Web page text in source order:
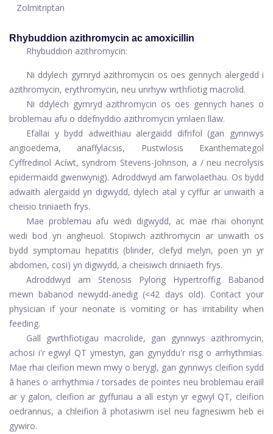
Zolmitriptan
Rhybuddion azithromycin ac amoxicillin
Rhybuddion azithromycin:
Ni ddylech gymryd azithromycin os oes gennych alergedd i
azithromycin, erythromycin, neu unrhyw wrthfiotig macrolid.
Ni ddylech gymryd azithromycin os oes gennych hanes o
broblemau afu o ddefnyddio azithromycin ymlaen llaw.
Efallai y bydd adweithiau alergaidd difrifol (gan gynnwys
angioedema, anaffylacsis, Pustwlosis Exanthemategol
Cyffredinol Acíwt, syndrom Stevens-Johnson, a / neu necrolysis
epidermaidd gwenwynig). Adroddwyd am farwolaethau. Os bydd
adwaith alergaidd yn digwydd, dylech atal y cyffur ar unwaith a
cheisio triniaeth frys.
Mae problemau afu wedi digwydd, ac mae rhai ohonynt
wedi bod yn angheuol. Stopiwch azithromycin ar unwaith os
bydd symptomau hepatitis (blinder, clefyd melyn, poen yn yr
abdomen, cosi) yn digwydd, a cheisiwch driniaeth frys.
Adroddwyd am Stenosis Pylorig Hypertroffig Babanod
mewn babanod newydd-anedig (<42 days old). Contact your
physician if your neonate is vomiting or has irritability when
feeding.
Gall gwrthfiotigau macrolide, gan gynnwys azithromycin,
achosi i'r egwyl QT ymestyn, gan gynyddu'r risg o arrhythmias.
Mae rhai cleifion mewn mwy o berygl, gan gynnwys cleifion sydd
â hanes o arrhythmia / torsades de pointes neu broblemau eraill
ar y galon, cleifion ar gyffuriau a all estyn yr egwyl QT, cleifion
oedrannus, a chleifion â photasiwm isel neu fagnesiwm heb ei
gywiro.